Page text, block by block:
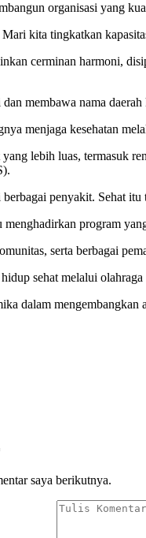
organisasi yang
kita tingkatkan
cerminan harmoni,
membawa nama
menjaga kesehatan
lebih luas, termasuk
penyakit. Sehat
program
serta berbagai
sehat melalui
dalam mengembangkan
saya berikutnya.